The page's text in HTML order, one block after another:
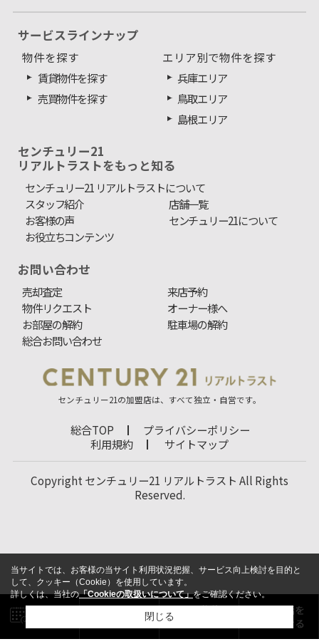
サービスラインナップ
物件を探す
賃貸物件を探す
売買物件を探す
エリア別で物件を探す
兵庫エリア
鳥取エリア
島根エリア
センチュリー21
リアルトラストをもっと知る
センチュリー21 リアルトラストについて
スタッフ紹介
店舗一覧
お客様の声
センチュリー21について
お役立ちコンテンツ
お問い合わせ
売却査定
来店予約
物件リクエスト
オーナー様へ
お部屋の解約
駐車場の解約
総合お問い合わせ
センチュリー21の加盟店は、すべて独立・自営です。
総合TOP
プライバシーポリシー
利用規約
サイトマップ
Copyright センチュリー21 リアルトラスト All Rights
Reserved.
当サイトでは、お客様の当サイト利用状況把握、サービス向上検討を目的と
して、クッキー（Cookie）を使用しています。
詳しくは、当社の「Cookieの取扱いについて」をご確認ください。
閉じる